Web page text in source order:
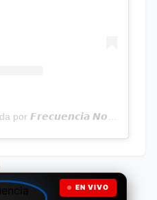
EN VIVO